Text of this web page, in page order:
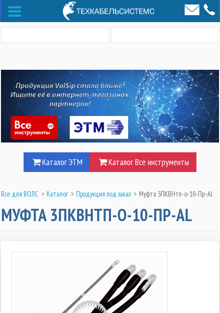
Каталог ЭТМ Каталог Все инструменты
Все для ВОЛС > Каталог > Продукция под заказ > Муфта 3ПКВНтп-о-10-Пр-Al
МУФТА 3ПКВНТП-О-10-ПР-AL